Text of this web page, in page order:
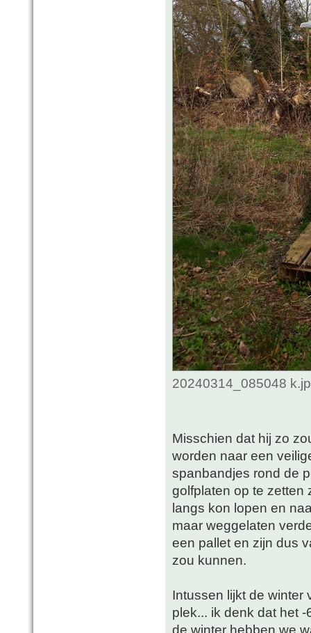
20240314_085048
Misschien dat hij zo
worden naar een
spanbandjes rond de
golfplaten op te zetten
langs kon lopen en
maar weggelaten
een pallet en zijn dus
zou kunnen.
Intussen lijkt de winter
plek... ik denk dat het
de winter hebben we